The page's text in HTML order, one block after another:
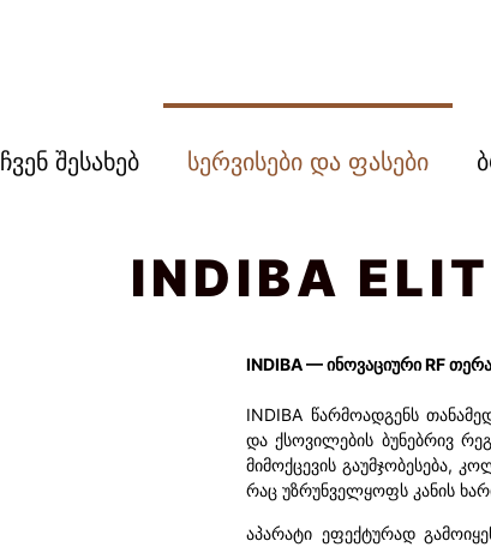
ჩვენ შესახებ სერვისები და ფასები
INDIBA
INDIBA — ინოვაციური RF
INDIBA წარმოადგენს
და ქსოვილების ბუნებრივ
მიმოქცევის გაუმჯობესება,
რაც უზრუნველყოფს კანის
აპარატი ეფექტურად